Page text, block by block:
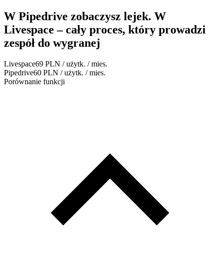
W Pipedrive zobaczysz lejek. W
Livespace – cały proces, który prowadzi
zespół do wygranej
Livespace69 PLN / użytk. / mies.
Pipedrive60 PLN / użytk. / mies.
Porównanie funkcji